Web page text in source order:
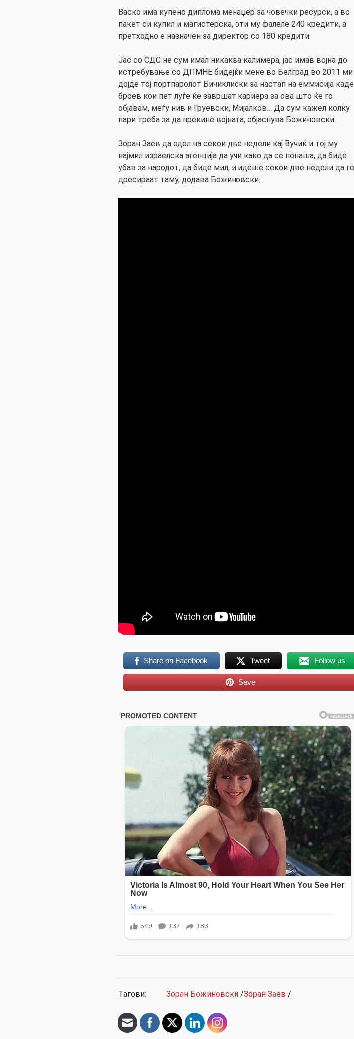
Васко има купено диплома менаџер за човечки ресурси, а во
пакет си купил и магистерска, оти му фалеле 240 кредити, а
претходно е назначен за директор со 180 кредити.
Јас со СДС не сум имал никаква калимера, јас имав војна до
истребување со ДПМНЕ бидејќи мене во Белград во 2011 ми
дојде тој портпаролот Бичиклиски за настап на еммисија каде
броев кои пет луѓе ќе завршат кариера за ова што ќе го
објавам, меѓу нив и Груевски, Мијалков… Да сум кажел колку
пари треба за да прекине војната, објаснува Божиновски.
Зоран Заев да одел на секои две недели кај Вучиќ и тој му
најмил израелска агенција да учи како да се понаша, да биде
убав за народот, да биде мил, и идеше секои две недели да го
дресираат таму, додава Божиновски.
Share on Facebook Tweet Follow us
Save
Тагови: Зоран Божиновски /Зоран Заев /